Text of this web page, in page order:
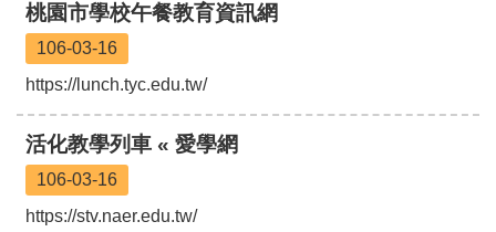
專
區
機
訊
錄
政
桃園市學校午餐教育資訊網
106-03-16
https://lunch.tyc.edu.tw/
活化教學列車 « 愛學網
106-03-16
https://stv.naer.edu.tw/